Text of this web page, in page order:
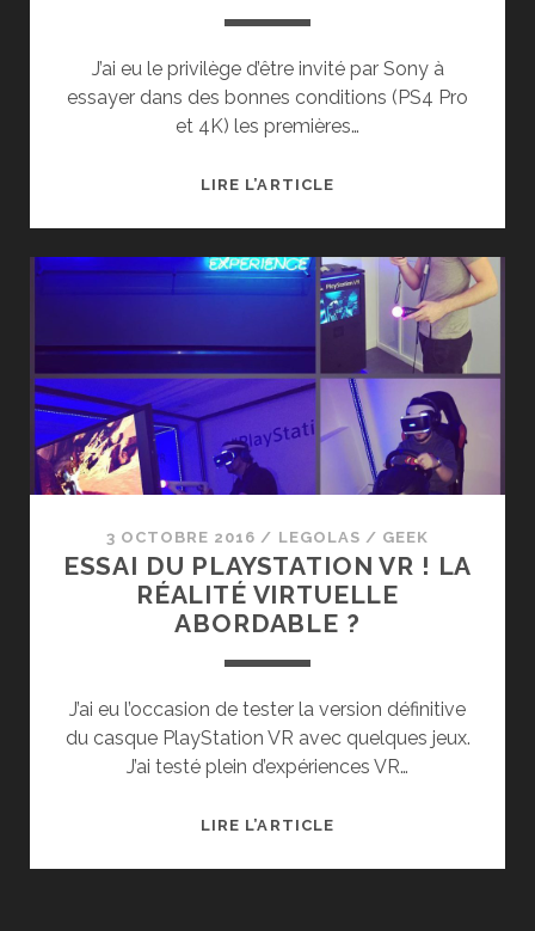
J’ai eu le privilège d’être invité par Sony à
essayer dans des bonnes conditions (PS4 Pro
et 4K) les premières…
LIRE L’ARTICLEJ’AI
NOUVEAU
GOD
OF
WAR
PENDANT
2H30
:
MES
IMPRESSIONS
SPOILER
3 OCTOBRE 2016 / LEGOLAS / GEEK
ESSAI DU PLAYSTATION VR ! LA
RÉALITÉ VIRTUELLE
ABORDABLE ?
J’ai eu l’occasion de tester la version définitive
du casque PlayStation VR avec quelques jeux.
J’ai testé plein d’expériences VR…
LIRE L’ARTICLEESSAI